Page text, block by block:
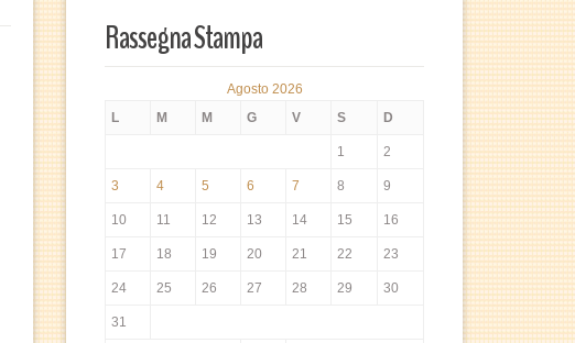
Rassegna Stampa
Agosto 2026
L
M M G V S D
1 2
3 4 5 6 7 8 9
10 11 12 13 14 15 16
17 18 19 20 21 22 23
24 25 26 27 28 29 30
31